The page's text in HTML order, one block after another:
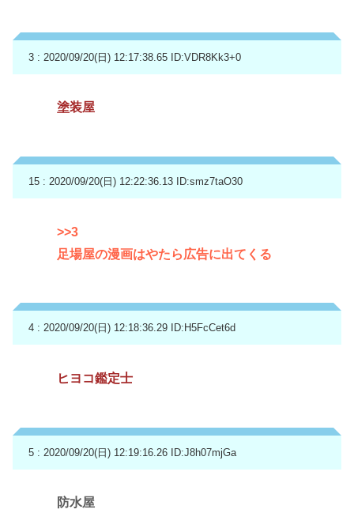
3 : 2020/09/20(日) 12:17:38.65 ID:VDR8Kk3+0
塗装屋
15 : 2020/09/20(日) 12:22:36.13 ID:smz7taO30
>>3
足場屋の漫画はやたら広告に出てくる
4 : 2020/09/20(日) 12:18:36.29 ID:H5FcCet6d
ヒヨコ鑑定士
5 : 2020/09/20(日) 12:19:16.26 ID:J8h07mjGa
防水屋